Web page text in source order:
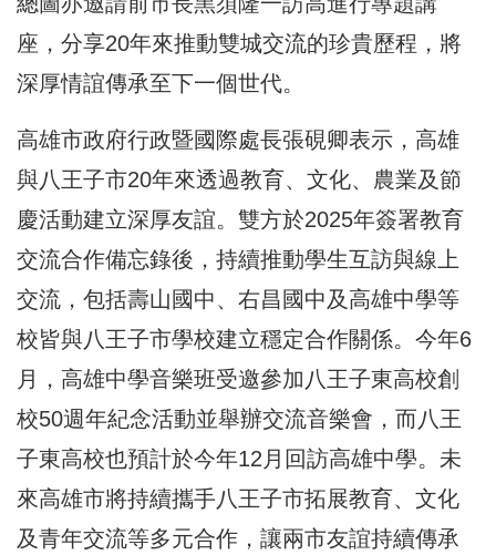
座，分享20年來推動雙城交流的珍貴歷程，將
深厚情誼傳承至下一個世代。
高雄市政府行政暨國際處長張硯卿表示，高雄
與八王子市20年來透過教育、文化、農業及節
慶活動建立深厚友誼。雙方於2025年簽署教育
交流合作備忘錄後，持續推動學生互訪與線上
交流，包括壽山國中、右昌國中及高雄中學等
校皆與八王子市學校建立穩定合作關係。今年6
月，高雄中學音樂班受邀參加八王子東高校創
校50週年紀念活動並舉辦交流音樂會，而八王
子東高校也預計於今年12月回訪高雄中學。未
來高雄市將持續攜手八王子市拓展教育、文化
及青年交流等多元合作，讓兩市友誼持續傳承